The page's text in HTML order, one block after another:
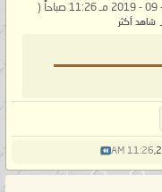
الإمام ناصر محمد اليماني 22 - محرم - 1441 هـ 21 - 09 - 2019 مـ 11:26 صباحاً (
شاهد أكثر
11:26 AM